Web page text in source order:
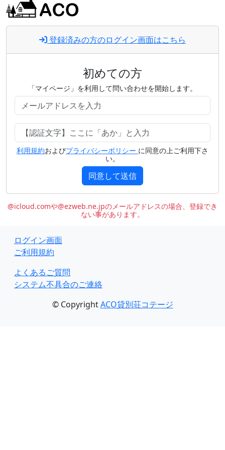
登録済みの方のログイン画面はこちら
初めての方
「マイページ」を利用して問い合わせを開始します。
利用規約およびプライバシーポリシー に同意の上ご利用下さ
い。
同意して送信
@icloud.comや@ezweb.ne.jpのメールアドレスの場合、登録でき
ない事があります。
ログイン画面
ご利用規約
よくあるご質問
システム不具合のご連絡
© CopyrightACO貸別荘コテージ